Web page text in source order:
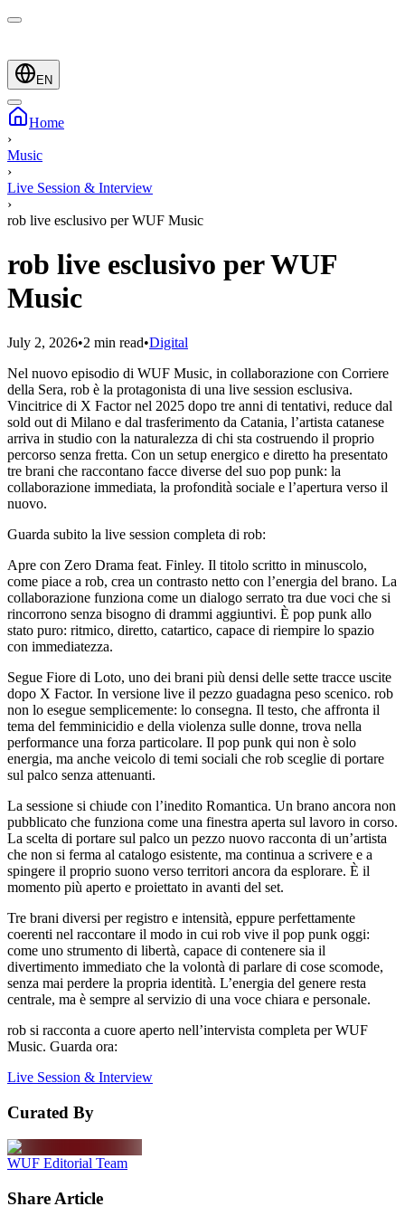
EN
Home
›
Music
›
Live Session & Interview
›
rob live esclusivo per WUF Music
rob live esclusivo per WUF
Music
July 2, 2026•2 min read•Digital
Nel nuovo episodio di WUF Music, in collaborazione con Corriere
della Sera, rob è la protagonista di una live session esclusiva.
Vincitrice di X Factor nel 2025 dopo tre anni di tentativi, reduce dal
sold out di Milano e dal trasferimento da Catania, l’artista catanese
arriva in studio con la naturalezza di chi sta costruendo il proprio
percorso senza fretta. Con un setup energico e diretto ha presentato
tre brani che raccontano facce diverse del suo pop punk: la
collaborazione immediata, la profondità sociale e l’apertura verso il
nuovo.
Guarda subito la live session completa di rob:
Apre con Zero Drama feat. Finley. Il titolo scritto in minuscolo,
come piace a rob, crea un contrasto netto con l’energia del brano. La
collaborazione funziona come un dialogo serrato tra due voci che si
rincorrono senza bisogno di drammi aggiuntivi. È pop punk allo
stato puro: ritmico, diretto, catartico, capace di riempire lo spazio
con immediatezza.
Segue Fiore di Loto, uno dei brani più densi delle sette tracce uscite
dopo X Factor. In versione live il pezzo guadagna peso scenico. rob
non lo esegue semplicemente: lo consegna. Il testo, che affronta il
tema del femminicidio e della violenza sulle donne, trova nella
performance una forza particolare. Il pop punk qui non è solo
energia, ma anche veicolo di temi sociali che rob sceglie di portare
sul palco senza attenuanti.
La sessione si chiude con l’inedito Romantica. Un brano ancora non
pubblicato che funziona come una finestra aperta sul lavoro in corso.
La scelta di portare sul palco un pezzo nuovo racconta di un’artista
che non si ferma al catalogo esistente, ma continua a scrivere e a
spingere il proprio suono verso territori ancora da esplorare. È il
momento più aperto e proiettato in avanti del set.
Tre brani diversi per registro e intensità, eppure perfettamente
coerenti nel raccontare il modo in cui rob vive il pop punk oggi:
come uno strumento di libertà, capace di contenere sia il
divertimento immediato che la volontà di parlare di cose scomode,
senza mai perdere la propria identità. L’energia del genere resta
centrale, ma è sempre al servizio di una voce chiara e personale.
rob si racconta a cuore aperto nell’intervista completa per WUF
Music. Guarda ora:
Live Session & Interview
Curated By
WUF Editorial Team
Share Article